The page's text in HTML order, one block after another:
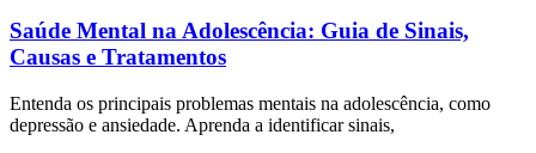
Saúde Mental na Adolescência: Guia de Sinais,
Causas e Tratamentos
Entenda os principais problemas mentais na adolescência, como
depressão e ansiedade. Aprenda a identificar sinais,